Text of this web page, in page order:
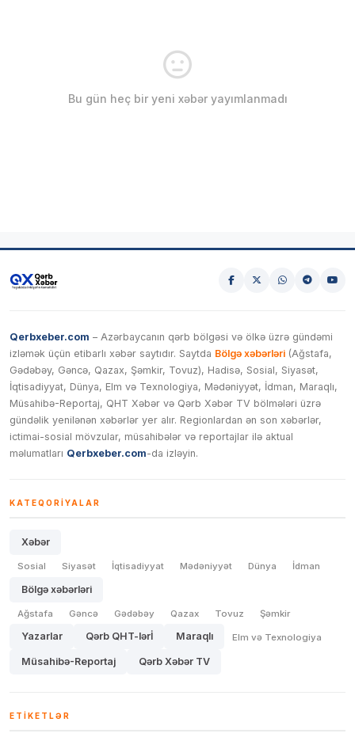
Bu gün heç bir yeni xəbər yayımlanmadı
Qerbxeber.com – Azərbaycanın qərb bölgəsi və ölkə üzrə gündəmi
izləmək üçün etibarlı xəbər saytıdır. Saytda Bölgə xəbərləri (Ağstafa,
Gədəbəy, Gəncə, Qazax, Şəmkir, Tovuz), Hadisə, Sosial, Siyasət,
İqtisadiyyat, Dünya, Elm və Texnologiya, Mədəniyyət, İdman, Maraqlı,
Müsahibə-Reportaj, QHT Xəbər və Qərb Xəbər TV bölmələri üzrə
gündəlik yenilənən xəbərlər yer alır. Regionlardan ən son xəbərlər,
ictimai-sosial mövzular, müsahibələr və reportajlar ilə aktual
məlumatları Qerbxeber.com-da izləyin.
KATEQORIYALAR
Xəbər
Sosial Siyasət İqtisadiyyat Mədəniyyət Dünya İdman
Bölgə xəbərləri
Ağstafa Gəncə Gədəbəy Qazax Tovuz Şəmkir
Yazarlar Qərb QHT-lərİ Maraqlı Elm və Texnologiya
Müsahibə-Reportaj Qərb Xəbər TV
ETIKETLƏR